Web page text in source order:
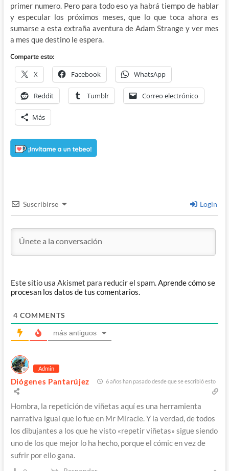
primer numero. Pero para todo eso ya habrá tiempo de hablar
y especular los próximos meses, que lo que toca ahora es
sumarse a esta extraña aventura de Adam Strange y ver mes
a mes que destino le espera.
Comparte esto:
X Facebook WhatsApp
Reddit Tumblr Correo electrónico
Más
Suscribirse Login
Este sitio usa Akismet para reducir el spam.Aprende cómo se
procesan los datos de tus comentarios.
4 COMMENTS
más antiguos
Admin
Diógenes Pantarújez 6 años han pasado desde que se escribió esto
Hombra, la repetición de viñetas aquí es una herramienta
narrativa igual que lo fue en Mr Miracle. Y la verdad, de todos
los dibujantes a los que he visto «repetir viñetas» sigue siendo
uno de los que mejor lo ha hecho, porque el cómic en vez de
sufrir por ello gana.